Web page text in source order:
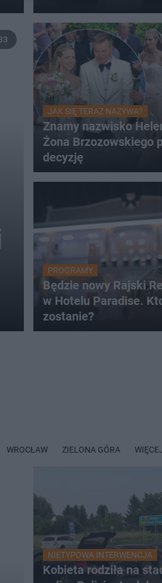
JAK SIĘ TERAZ NAZYWA?
Znamy nazwisko
Żona Brzozowskiego
decyzję
PROGRAMY
Będzie nowy Rajski
w Hotelu Paradise.
zostanie?
WROCŁAW ZIELONA GÓRA
NIETYPOWA INTERWENCJA
Kobieta rodziła na